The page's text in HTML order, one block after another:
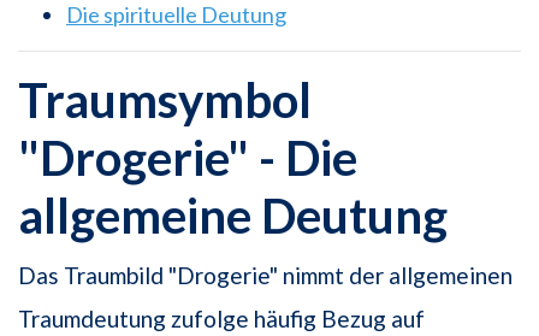
Die spirituelle Deutung
Traumsymbol
"Drogerie" - Die
allgemeine Deutung
Das Traumbild "Drogerie" nimmt der allgemeinen
Traumdeutung zufolge häufig Bezug auf